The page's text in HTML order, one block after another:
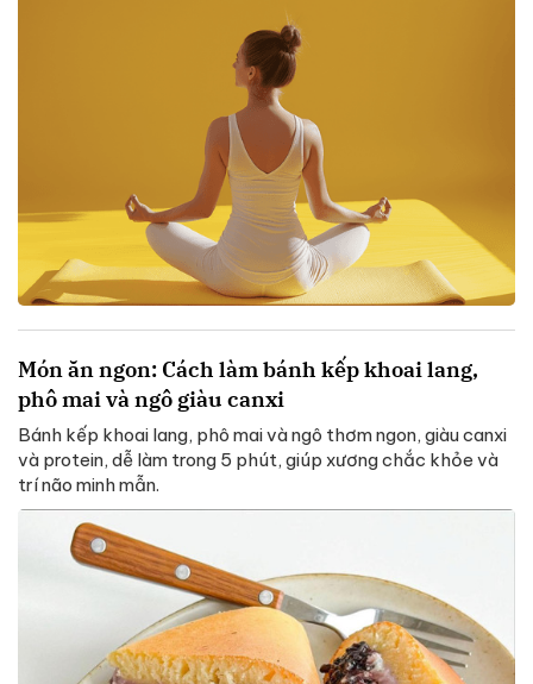
Món ăn ngon: Cách làm bánh kếp khoai lang,
phô mai và ngô giàu canxi
Bánh kếp khoai lang, phô mai và ngô thơm ngon, giàu canxi
và protein, dễ làm trong 5 phút, giúp xương chắc khỏe và
trí não minh mẫn.